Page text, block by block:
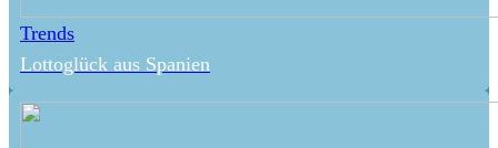
Trends
Lottoglück aus Spanien